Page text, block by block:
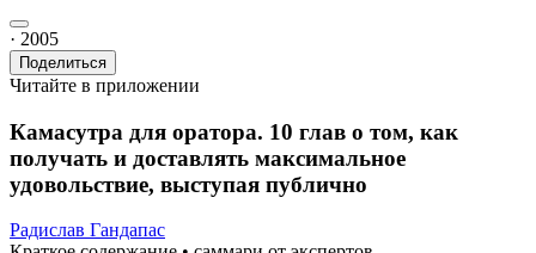
· 2005
Поделиться
Читайте в приложении
Камасутра для оратора. 10 глав о том, как
получать и доставлять максимальное
удовольствие, выступая публично
Радислав Гандапас